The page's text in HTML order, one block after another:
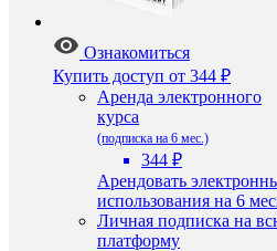
Ознакомиться
Купить доступ от 344 ₽
Аренда электронного
курса
(подписка на 6 мес.)
344 ₽
Арендовать
использования на 6
Личная подписка на
платформу